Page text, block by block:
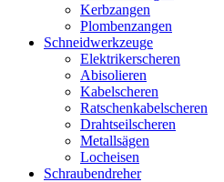
Kerbzangen
Plombenzangen
Schneidwerkzeuge
Elektrikerscheren
Abisolieren
Kabelscheren
Ratschenkabelscheren
Drahtseilscheren
Metallsägen
Locheisen
Schraubendreher